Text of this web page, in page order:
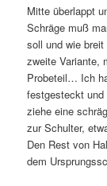
Mitte überlappt
Schräge muß
soll und wie
zweite Variante,
Probeteil… Ich
festgesteckt
ziehe eine
zur Schulter,
Den Rest von
dem